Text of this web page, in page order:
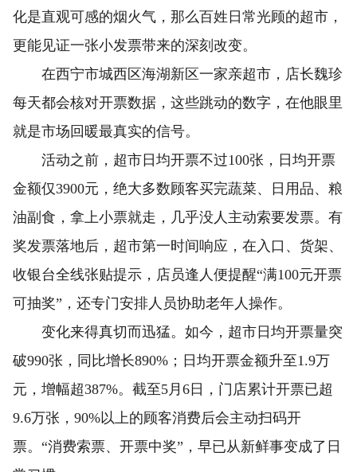
化是直观可感的烟火气，那么百姓日常光顾的超市，
更能见证一张小发票带来的深刻改变。
在西宁市城西区海湖新区一家亲超市，店长魏珍
每天都会核对开票数据，这些跳动的数字，在他眼里
就是市场回暖最真实的信号。
活动之前，超市日均开票不过100张，日均开票
金额仅3900元，绝大多数顾客买完蔬菜、日用品、粮
油副食，拿上小票就走，几乎没人主动索要发票。有
奖发票落地后，超市第一时间响应，在入口、货架、
收银台全线张贴提示，店员逢人便提醒“满100元开票
可抽奖”，还专门安排人员协助老年人操作。
变化来得真切而迅猛。如今，超市日均开票量突
破990张，同比增长890%；日均开票金额升至1.9万
元，增幅超387%。截至5月6日，门店累计开票已超
9.6万张，90%以上的顾客消费后会主动扫码开
票。“消费索票、开票中奖”，早已从新鲜事变成了日